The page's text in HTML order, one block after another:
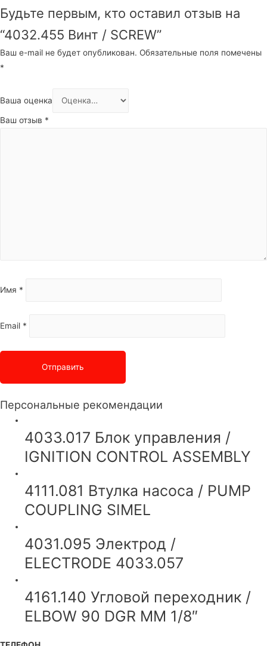
Будьте первым, кто оставил отзыв на
“4032.455 Винт / SCREW”
Ваш e-mail не будет опубликован. Обязательные поля помечены
*
Ваша оценка
Ваш отзыв *
Имя *
Email *
Персональные рекомендации
4033.017 Блок управления /
IGNITION CONTROL ASSEMBLY
4111.081 Втулка насоса / PUMP
COUPLING SIMEL
4031.095 Электрод /
ELECTRODE 4033.057
4161.140 Угловой переходник /
ELBOW 90 DGR MM 1/8″